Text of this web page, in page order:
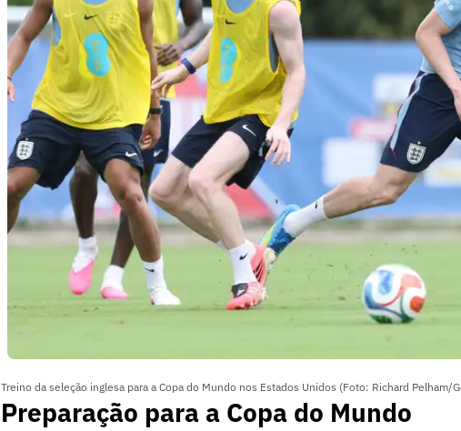
Treino da seleção inglesa para a Copa do Mundo nos Estados Unidos (Foto: Richard Pelham/
Preparação para a Copa do Mundo